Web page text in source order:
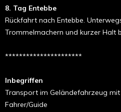
8. Tag Entebbe
Rückfahrt nach Entebbe.
Trommelmachern und kurzer Halt
**********************
Inbegriffen
Transport im Geländefahrzeug mit
Fahrer/Guide